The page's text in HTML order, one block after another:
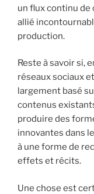
un flux continu de
allié
production.
Reste à savoir si,
réseaux sociaux
largement basé
contenus
produire des
innovantes dans
à une forme de
effets et récits.
Une chose est